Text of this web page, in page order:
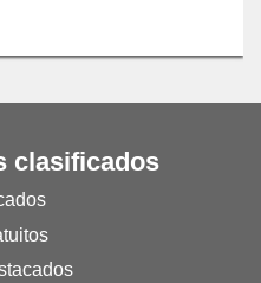
clasificados